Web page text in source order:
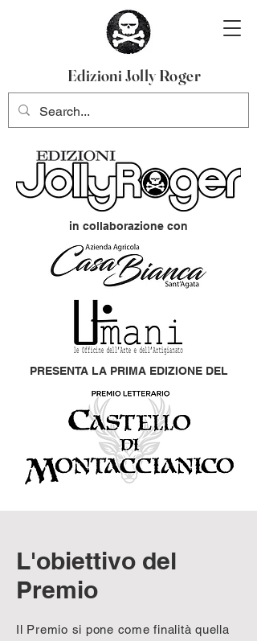
Edizioni Jolly Roger
in collaborazione con
PRESENTA LA PRIMA EDIZIONE DEL
L'obiettivo del
Premio
Il Premio si pone come finalità quella